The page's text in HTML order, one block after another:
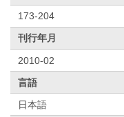
173-204
刊行年月
2010-02
言語
日本語